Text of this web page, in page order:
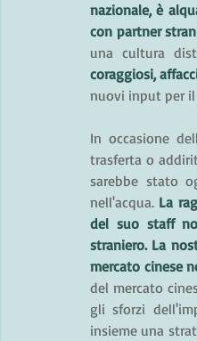
nazionale, è
con partner
una cultura
coraggiosi,
nuovi input per il
In occasione
trasferta o
sarebbe stato
nell'acqua. La
del suo staff
straniero. La
mercato cinese
del mercato
gli sforzi
insieme una